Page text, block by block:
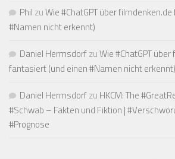
Phil zuWie #ChatGPT über
#Namen nicht erkennt)
Daniel HermsdorfzuWie #ChatGPT
fantasiert (und einen #Namen nicht erkennt)
Daniel Hermsdorfzu HKCM: The
#Schwab – Fakten und Fiktion |
#Prognose